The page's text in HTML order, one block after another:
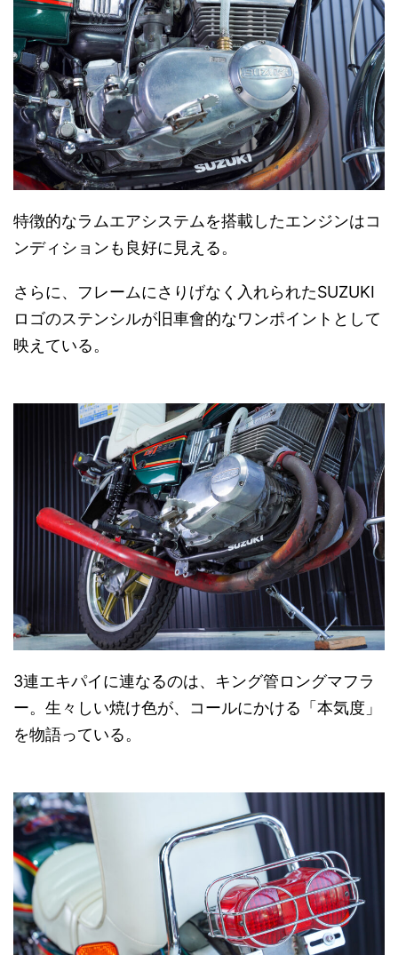
特徴的なラムエアシステムを搭載したエンジンはコ
ンディションも良好に見える。
さらに、フレームにさりげなく入れられたSUZUKI
ロゴのステンシルが旧車會的なワンポイントとして
映えている。
3連エキパイに連なるのは、キング管ロングマフラ
ー。生々しい焼け色が、コールにかける「本気度」
を物語っている。